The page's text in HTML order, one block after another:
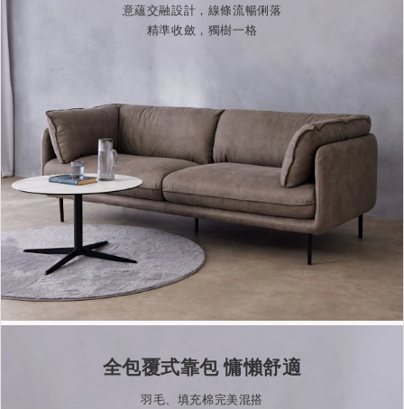
意蘊交融設計，線條流暢俐落
精準收斂，獨樹一格
全包覆式靠包 慵懶舒適
羽毛、填充棉完美混搭